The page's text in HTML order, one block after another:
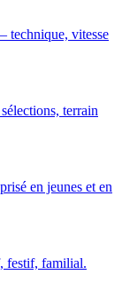
technique, vitesse
terrain
en jeunes et en
festif, familial.